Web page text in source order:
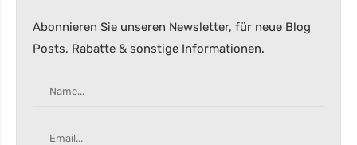
Abonnieren Sie unseren Newsletter, für neue Blog
Posts, Rabatte & sonstige Informationen.